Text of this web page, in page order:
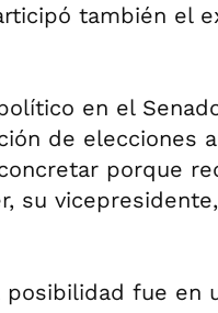
también el
en el
de elecciones
porque
su
fue en